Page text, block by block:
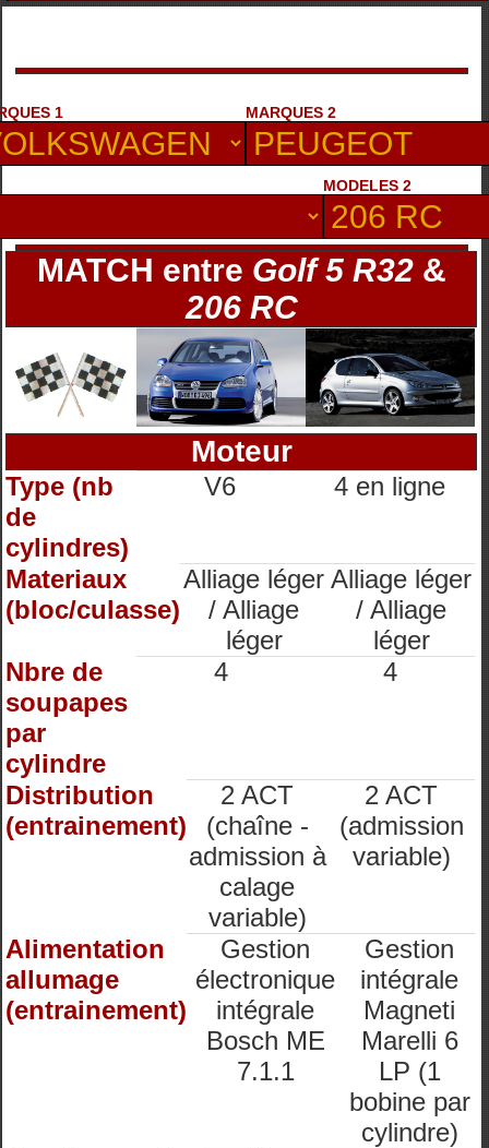
1 MARQUES 2
MODELES 2
MATCH entre Golf 5 R32&
206 RC
Moteur
Type (nb
de
cylindres)
V6 4 en ligne
Materiaux
(bloc/culasse)
Alliage léger
/ Alliage
léger
Alliage léger
/ Alliage
léger
Nbre de
soupapes
par
cylindre
4 4
Distribution
(entrainement)
2 ACT
(chaîne -
admission à
calage
variable)
2 ACT
(admission
variable)
Alimentation
allumage
(entrainement)
Gestion
électronique
intégrale
Bosch ME
7.1.1
Gestion
intégrale
Magneti
Marelli 6
LP (1
bobine par
cylindre)